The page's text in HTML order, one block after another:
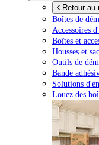
Retour au
Boîtes de
Accessoires
Boîtes et
Housses et
Outils de
Bande
Solutions
Louez des